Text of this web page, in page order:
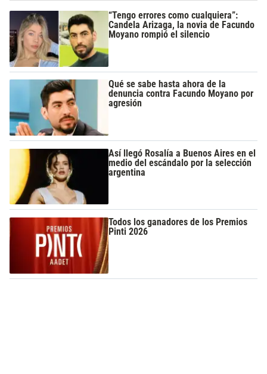
“Tengo errores como cualquiera”:
Candela Arizaga, la novia de Facundo
Moyano rompió el silencio
Qué se sabe hasta ahora de la
denuncia contra Facundo Moyano por
agresión
Así llegó Rosalía a Buenos Aires en el
medio del escándalo por la selección
argentina
Todos los ganadores de los Premios
Pinti 2026